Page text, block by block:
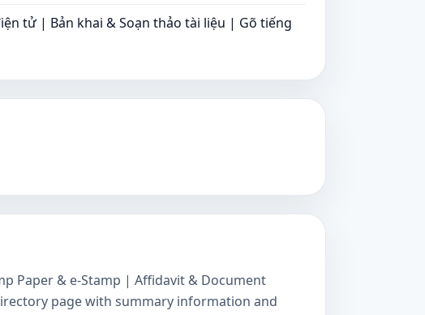
tử | Bản khai & Soạn thảo tài liệu | Gõ tiếng
Paper & e-Stamp | Affidavit & Document
page with summary information and